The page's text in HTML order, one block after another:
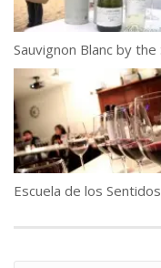
Escuela de los Sentidos